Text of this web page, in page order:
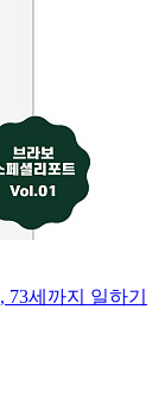
73세까지 일하기